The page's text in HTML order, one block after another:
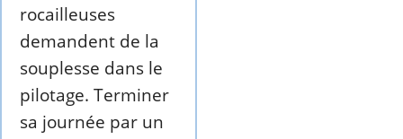
rocailleuses
demandent de la
souplesse dans le
pilotage. Terminer
sa journée par un